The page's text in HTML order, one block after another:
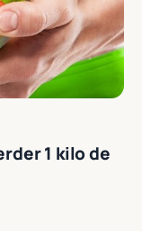
1 kilo de